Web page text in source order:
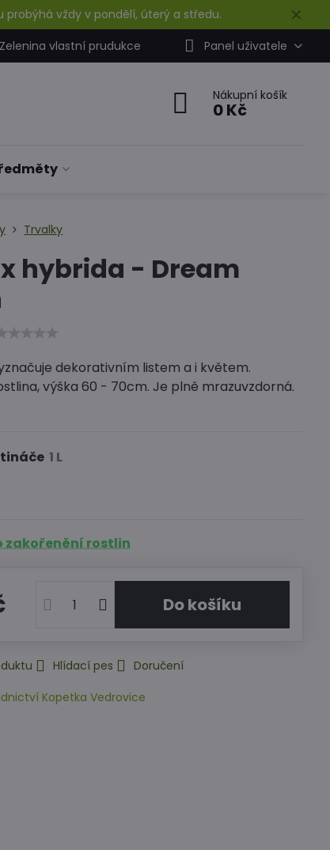
✕
probýhá vždy v pondělí, úterý a středu.
Zelenina vlastní prudukce Panel uživatele
Nákupní košík
0 Kč
Trvalky
hybrida - Dream
dekorativním listem a i květem.
výška 60 - 70cm. Je plně mrazuvzdorná.
zakořenění rostlin
Do košíku
Hlídací pes
Doručení
Kopetka Vedrovice